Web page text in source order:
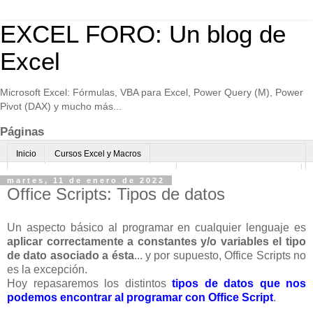
EXCEL FORO: Un blog de
Excel
Microsoft Excel: Fórmulas, VBA para Excel, Power Query (M), Power
Pivot (DAX) y mucho más...
Páginas
Inicio Cursos Excel y Macros
Excel Avanzado online-Microsoft Teams
Normas de uso Algo sobre mi
martes, 11 de enero de 2022
Office Scripts: Tipos de datos
Un aspecto básico al programar en cualquier lenguaje es
aplicar correctamente a constantes y/o variables el tipo
de dato asociado a ésta... y por supuesto, Office Scripts no
es la excepción.
Hoy repasaremos los distintos tipos de datos que nos
podemos encontrar al programar con Office Script.